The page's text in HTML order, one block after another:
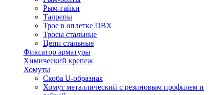
Рым-гайки
Талрепы
Трос в оплетке ПВХ
Тросы стальные
Цепи стальные
Фиксатор арматуры
Химический крепеж
Хомуты
Скоба U-образная
Хомут металлический с резиновым профилем и